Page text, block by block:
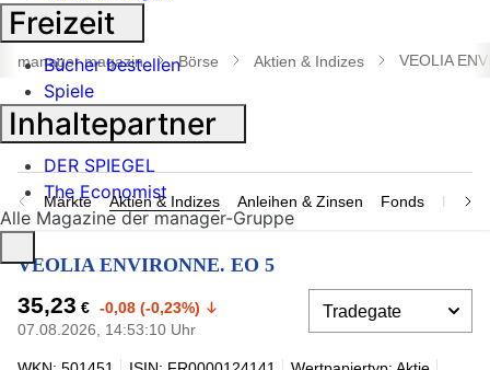
Suche
öffnen
manager magazin Börse Aktien & Indizes VEOLIA
Märkte Aktien & Indizes Anleihen & Zinsen Fonds
VEOLIA ENVIRONNE. EO 5
35,23 € -0,08 (-0,23%)
07.08.2026, 14:53:10 Uhr
Freizeit
Bücher bestellen
Spiele
Inhaltepartner
DER SPIEGEL
The Economist
Alle Magazine der manager-Gruppe